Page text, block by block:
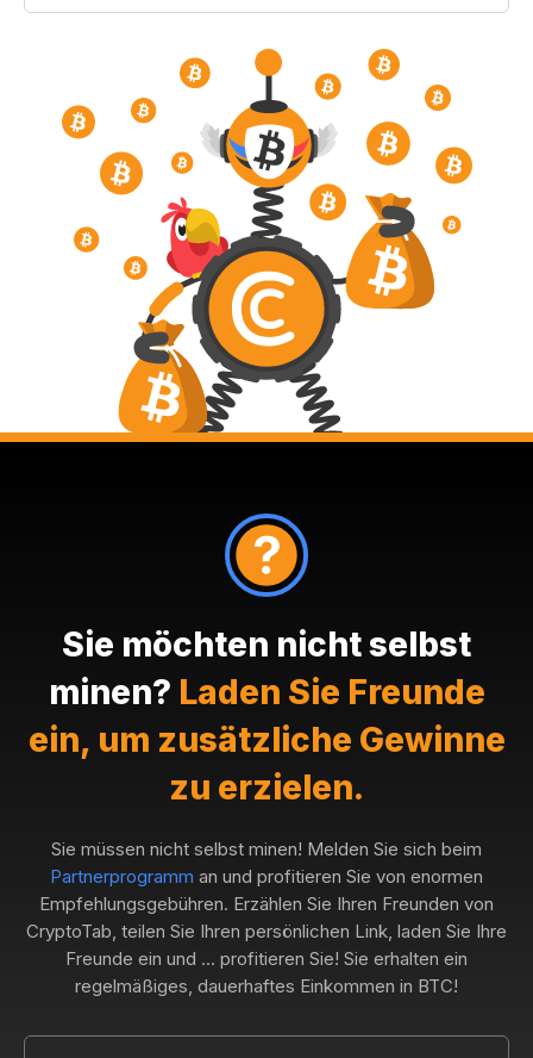
Sie möchten nicht selbst
minen? Laden Sie Freunde
ein, um zusätzliche Gewinne
zu erzielen.
Sie müssen nicht selbst minen! Melden Sie sich beim
Partnerprogramm an und profitieren Sie von enormen
Empfehlungsgebühren. Erzählen Sie Ihren Freunden von
CryptoTab, teilen Sie Ihren persönlichen Link, laden Sie Ihre
Freunde ein und ... profitieren Sie! Sie erhalten ein
regelmäßiges, dauerhaftes Einkommen in BTC!